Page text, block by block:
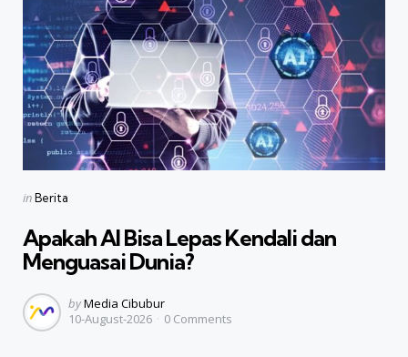
Categories
Posted
inBerita
Apakah AI Bisa Lepas Kendali dan
Menguasai Dunia?
Posted
by
byMedia Cibubur
10-August-2026
0 Comments